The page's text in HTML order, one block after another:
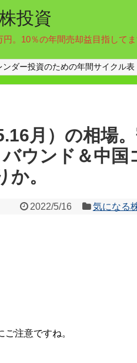
投資
。10％の年間売却益目指してま
ンダー投資のための年間サイクル表
月）の相場
ウンド＆中国
。
2022/5/16 気になる
注意ですね。